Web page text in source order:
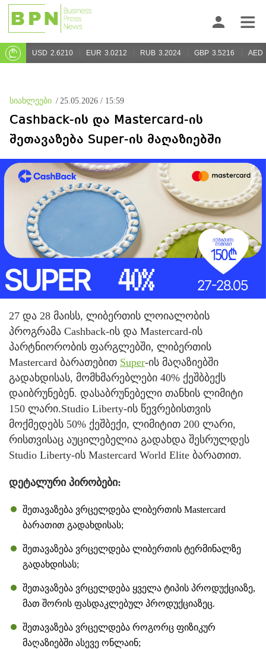
USD 2.6210 EUR 3.0212 RUB 3.2024 GBP 3.5216 AED
სიახლეები / 25.05.2026 / 15:59
Cashback-ის და Mastercard-ის
შეთავაზება Super-ის მაღაზიებში
27 და 28 მაისს, ლიბერთის ლოიალობის
პროგრამა Cashback-ის და Mastercard-ის
პარტნიორობის ფარგლებში, ლიბერთის
Mastercard ბარათებით Super-ის მაღაზიებში
გადახდისას, მომხმარებლები 40% ქეშბბექს
დაიბრუნებენ. დასაბრუნებელი თანხის ლიმიტი
150 ლარი.Studio Liberty-ის წევრებისთვის
მოქმედებს 50% ქეშბექი, ლიმიტით 200 ლარი,
რისთვისაც აუცილებელია გადახდა შესრულდეს
Studio Liberty-ის Mastercard World Elite ბარათით.
დეტალური პირობები:
შეთავაზება ვრცელდება ლიბერთის Mastercard
ბარათით გადახდისას;
შეთავაზება ვრცელდება ლიბერთის ტერმინალზე
გადახდისას;
შეთავაზება ვრცელდება ყველა ტიპის პროდუქციაზე,
მათ შორის ფასდაკლებულ პროდუქციაზეც.
შეთავაზება ვრცელდება როგორც ფიზიკურ
მაღაზიებში ასევე ონლაინ;